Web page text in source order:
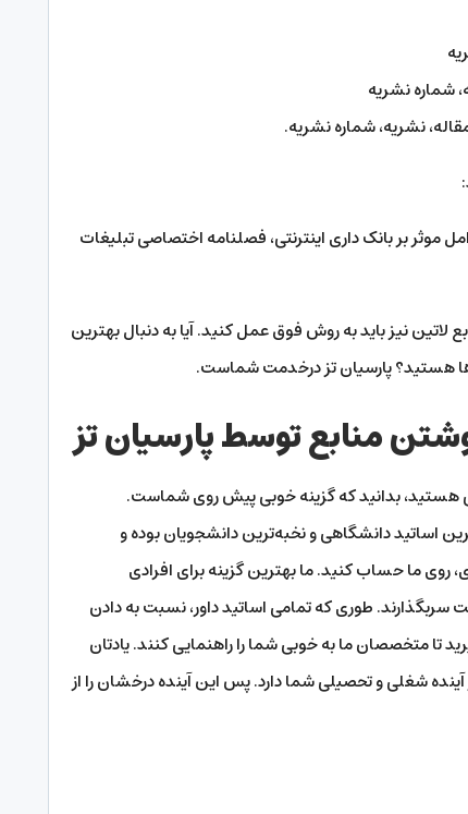
شماره نشریه
نشریه، شماره نشریه.
عسگری، فروغ؛ ایزدیار، هاجر. (۱۳۹۴)، عوامل موثر بر بانک داری اینترنتی، فصلنامه اختصاصی تبلیغات
نیز باید به روش فوق عمل کنید. آیا به دنبال بهترین
هستید؟ پارسیان تز درخدمت شماست.
منابع توسط پارسیان تز
هستید، بدانید که گزینه‌ خوبی پیش روی شماست.
اساتید دانشگاهی و نخبه‌ترین دانشجویان بوده و
روی ما حساب کنید. ما بهترین گزینه برای افرادی
طوری که تمامی اساتید داور، نسبت به دادن
تا متخصصان ما به خوبی شما را راهنمایی کنند. یادتان
شغلی و تحصیلی شما دارد. پس این آینده درخشان را از